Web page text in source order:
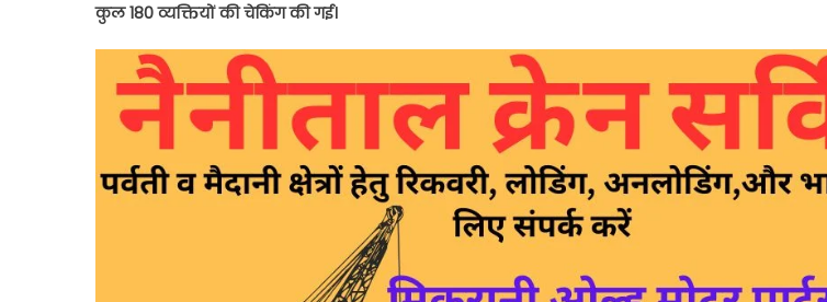
कुल 180 व्यक्तियों की चेकिंग की गई।